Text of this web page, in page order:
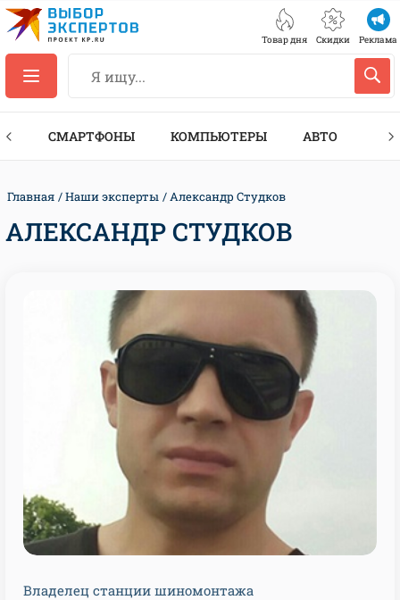
Товар дня Скидки Реклама
СМАРТФОНЫ КОМПЬЮТЕРЫ АВТО
Главная Наши эксперты Александр Студков
АЛЕКСАНДР СТУДКОВ
Владелец станции шиномонтажа